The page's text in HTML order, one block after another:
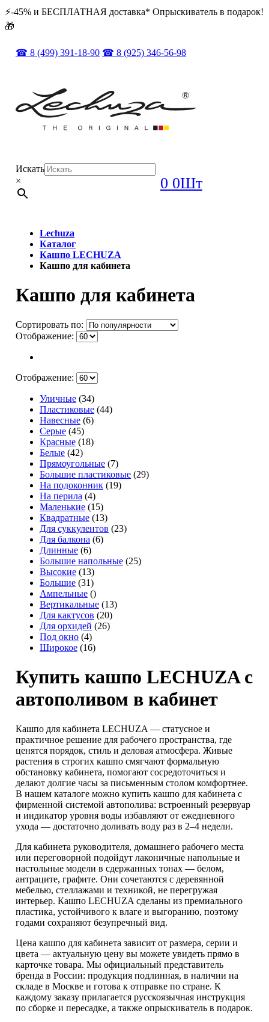
⚡️️-45% и БЕСПЛАТНАЯ доставка* Опрыскиватель в подарок!
🎁
☎ 8 (499) 391-18-90 ☎ 8 (925) 346-56-98
Искать
×
0 0Шт
Lechuza
Каталог
Кашпо LECHUZA
Кашпо для кабинета
Кашпо для кабинета
Сортировать по:
Отображение:
Отображение:
Уличные(34)
Пластиковые(44)
Навесные(6)
Серые(45)
Красные(18)
Белые(42)
Прямоугольные(7)
Большие пластиковые(29)
На подоконник(19)
На перила (4)
Маленькие(15)
Квадратные(13)
Для суккулентов (23)
Для балкона (6)
Длинные(6)
Большие напольные(25)
Высокие(13)
Большие(31)
Ампельные()
Вертикальные(13)
Для кактусов (20)
Для орхидей (26)
Под окно(4)
Широкое(16)
Купить кашпо LECHUZA с
автополивом в кабинет
Кашпо для кабинета LECHUZA — статусное и
практичное решение для рабочего пространства, где
ценятся порядок, стиль и деловая атмосфера. Живые
растения в строгих кашпо смягчают формальную
обстановку кабинета, помогают сосредоточиться и
делают долгие часы за письменным столом комфортнее.
В нашем каталоге можно купить кашпо для кабинета с
фирменной системой автополива: встроенный резервуар
и индикатор уровня воды избавляют от ежедневного
ухода — достаточно доливать воду раз в 2–4 недели.
Для кабинета руководителя, домашнего рабочего места
или переговорной подойдут лаконичные напольные и
настольные модели в сдержанных тонах — белом,
антраците, графите. Они сочетаются с деревянной
мебелью, стеллажами и техникой, не перегружая
интерьер. Кашпо LECHUZA сделаны из премиального
пластика, устойчивого к влаге и выгоранию, поэтому
годами сохраняют безупречный вид.
Цена кашпо для кабинета зависит от размера, серии и
цвета — актуальную цену вы можете увидеть прямо в
карточке товара. Мы официальный представитель
бренда в России: продукция подлинная, в наличии на
складе в Москве и готова к отправке по стране. К
каждому заказу прилагается русскоязычная инструкция
по сборке и пересадке, а также опрыскиватель в подарок.